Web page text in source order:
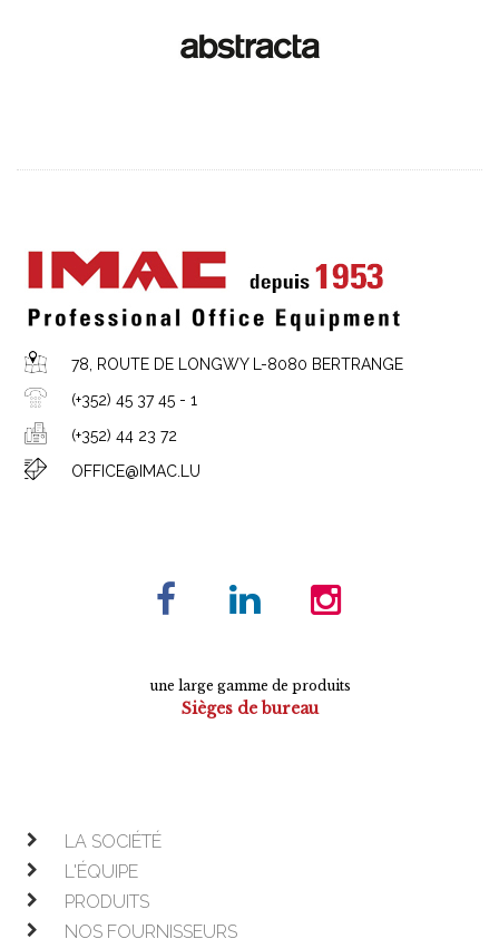
78, ROUTE DE LONGWY L-8080 BERTRANGE
(+352) 45 37 45 - 1
(+352) 44 23 72
OFFICE@IMAC.LU
une large gamme de produits
Sièges de bureau
LA SOCIÉTÉ
L'ÉQUIPE
PRODUITS
NOS FOURNISSEURS